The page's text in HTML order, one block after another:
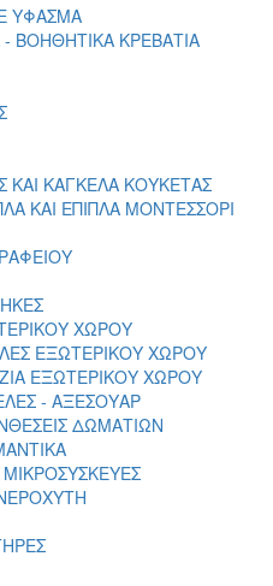
ΥΦΑΣΜΑ
ΒΟΗΘΗΤΙΚΑ ΚΡΕΒΑΤΙΑ
ΚΑΙ ΚΑΓΚΕΛΑ ΚΟΥΚΕΤΑΣ
ΚΑΙ ΕΠΙΠΛΑ ΜΟΝΤΕΣΣΟΡΙ
ΧΩΡΟΥ
ΕΞΩΤΕΡΙΚΟΥ ΧΩΡΟΥ
ΕΞΩΤΕΡΙΚΟΥ ΧΩΡΟΥ
- ΑΞΕΣΟΥΑΡ
ΔΩΜΑΤΙΩΝ